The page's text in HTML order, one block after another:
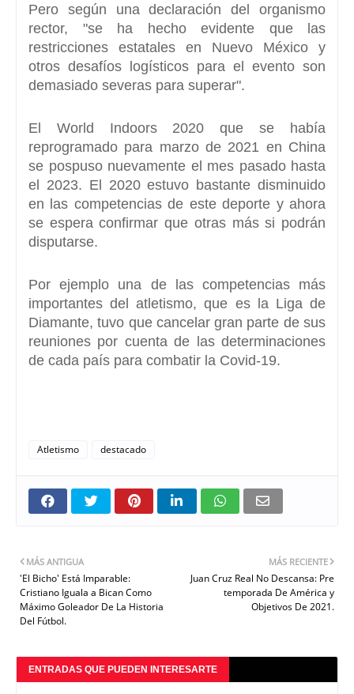
Pero según una declaración del organismo
rector, "se ha hecho evidente que las
restricciones estatales en Nuevo México y
otros desafíos logísticos para el evento son
demasiado severas para superar".
El World Indoors 2020 que se había
reprogramado para marzo de 2021 en China
se pospuso nuevamente el mes pasado hasta
el 2023. El 2020 estuvo bastante disminuido
en las competencias de este deporte yahora
se espera confirmar que otras más si podrán
disputarse.
Por ejemplo una de las competencias más
importantes del atletismo, que es la Liga de
Diamante, tuvo que cancelar gran parte de sus
reuniones por cuenta de las determinaciones
de cada país para combatir la Covid-19.
Atletismo destacado
MÁS RECIENTE
Juan Cruz Real No Descansa: Pre
temporada De América y
Objetivos De 2021.
MÁS ANTIGUA
'El Bicho' Está Imparable:
Cristiano Iguala a Bican Como
Máximo Goleador De La Historia
Del Fútbol.
ENTRADAS QUE PUEDEN INTERESARTE